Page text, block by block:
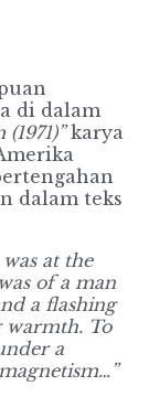
di dalam
karya
dalam teks
at the
of a man
a flashing
warmth. To
a